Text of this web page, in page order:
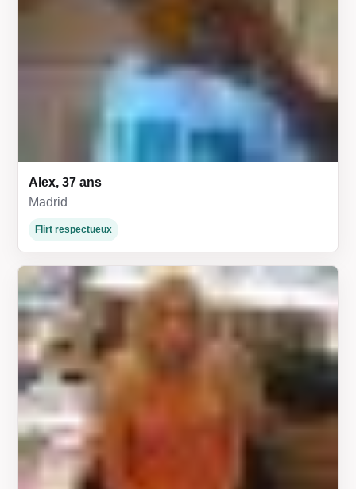
Alex, 37 ans
Madrid
Flirt respectueux